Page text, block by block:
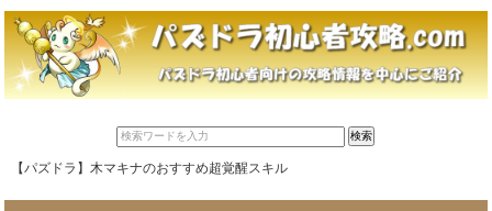
【パズドラ】木マキナのおすすめ超覚醒スキル